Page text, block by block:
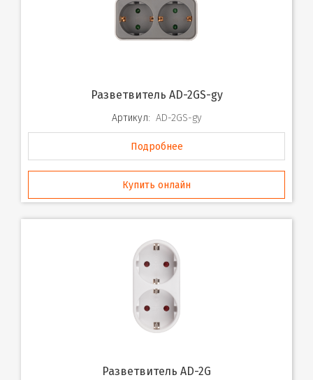
Разветвитель AD-2GS-gy
Артикул: AD-2GS-gy
Подробнее
Купить онлайн
Разветвитель AD-2G